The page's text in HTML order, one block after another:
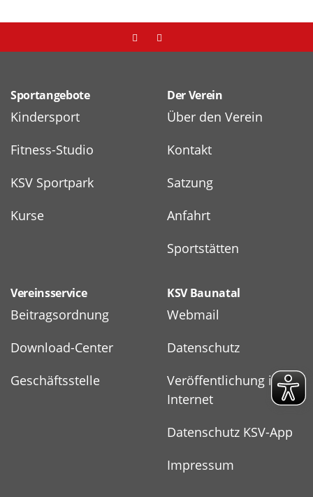
Sportangebote
Kindersport
Fitness-Studio
KSV Sportpark
Kurse
Der Verein
Über den Verein
Kontakt
Satzung
Anfahrt
Sportstätten
Vereinsservice
Beitragsordnung
Download-Center
Geschäftsstelle
KSV Baunatal
Webmail
Datenschutz
Veröffentlichung im
Internet
Datenschutz KSV-App
Impressum